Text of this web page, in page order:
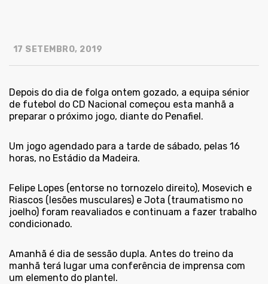
17 SETEMBRO, 2019
Depois do dia de folga ontem gozado, a equipa sénior
de futebol do CD Nacional começou esta manhã a
preparar o próximo jogo, diante do Penafiel.
Um jogo agendado para a tarde de sábado, pelas 16
horas, no Estádio da Madeira.
Felipe Lopes (entorse no tornozelo direito), Mosevich e
Riascos (lesões musculares) e Jota (traumatismo no
joelho) foram reavaliados e continuam a fazer trabalho
condicionado.
Amanhã é dia de sessão dupla. Antes do treino da
manhã terá lugar uma conferência de imprensa com
um elemento do plantel.